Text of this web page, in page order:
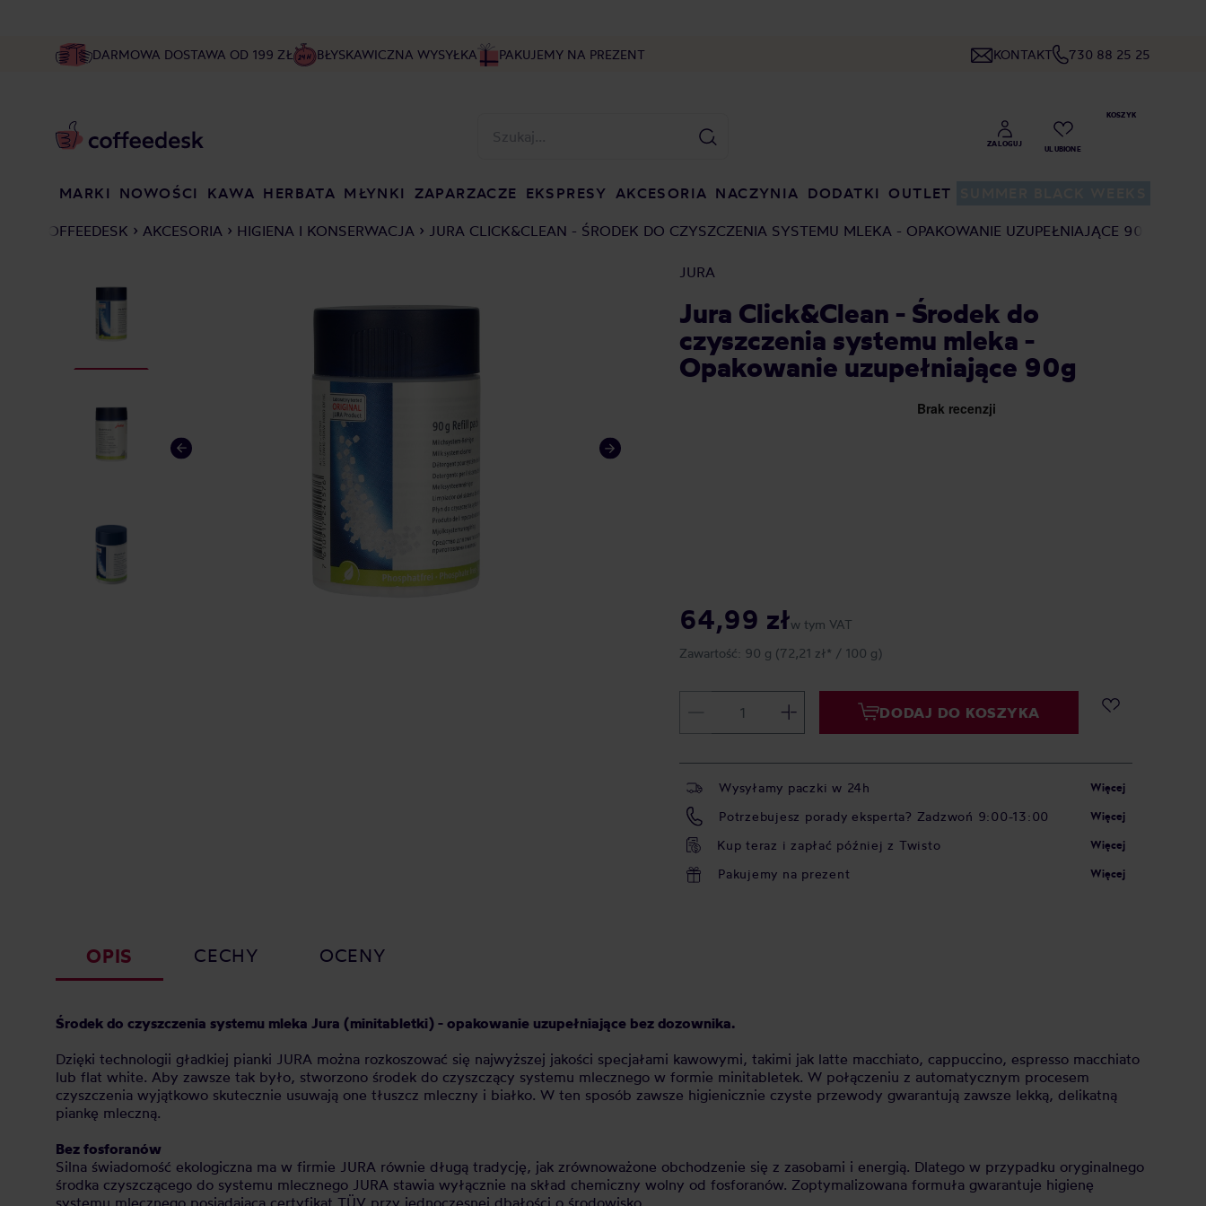
DARMOWA DOSTAWA OD 199 ZŁ BŁYSKAWICZNA WYSYŁKA PAKUJEMY NA PREZENT KONTAKT 730 88 25 25
MARKI NOWOŚCI KAWA HERBATA MŁYNKI ZAPARZACZE EKSPRESY AKCESORIA NACZYNIA DODATKI OUTLET
COFFEEDESK AKCESORIA HIGIENA I KONSERWACJA JURA CLICK&CLEAN - ŚRODEK DO CZYSZCZENIA SYSTEMU MLEKA - OPAKOWANIE UZUPEŁNIAJĄCE 90G
JURA
Jura Click&Clean - Środek do
czyszczenia systemu mleka -
Opakowanie uzupełniające 90g
64,99 złw tym VAT
Zawartość: 90 g (72,21 zł* / 100 g)
DODAJ DO KOSZYKA
Wysyłamy paczki w 24h Więcej
Potrzebujesz porady eksperta? Zadzwoń 9:00-13:00 Więcej
Kup teraz i zapłać później z Twisto Więcej
Pakujemy na prezent Więcej
OPIS CECHY OCENY
Środek do czyszczenia systemu mleka Jura (minitabletki) - opakowanie uzupełniające bez dozownika.
Dzięki technologii gładkiej pianki JURA można rozkoszować się najwyższej jakości specjałami kawowymi, takimi jak latte macchiato, cappuccino, espresso macchiato
lub flat white. Aby zawsze tak było, stworzono środek do czyszczący systemu mlecznego w formie minitabletek. W połączeniu z automatycznym procesem
czyszczenia wyjątkowo skutecznie usuwają one tłuszcz mleczny i białko. W ten sposób zawsze higienicznie czyste przewody gwarantują zawsze lekką, delikatną
piankę mleczną.
Bez fosforanów
Silna świadomość ekologiczna ma w firmie JURA równie długą tradycję, jak zrównoważone obchodzenie się z zasobami i energią. Dlatego w przypadku oryginalnego
środka czyszczącego do systemu mlecznego JURA stawia wyłącznie na skład chemiczny wolny od fosforanów. Zoptymalizowana formuła gwarantuje higienę
systemu mlecznego posiadającą certyfikat TÜV przy jednoczesnej dbałości o środowisko.